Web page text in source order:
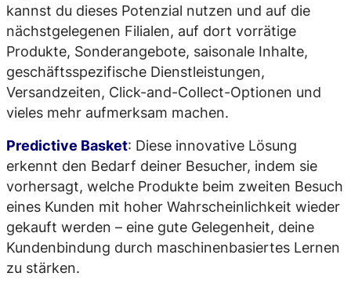
kannst du dieses Potenzial nutzen und auf die
nächstgelegenen Filialen, auf dort vorrätige
Produkte, Sonderangebote, saisonale Inhalte,
geschäftsspezifische Dienstleistungen,
Versandzeiten, Click-and-Collect-Optionen und
vieles mehr aufmerksam machen.
Predictive Basket: Diese innovative Lösung
erkennt den Bedarf deiner Besucher, indem sie
vorhersagt, welche Produkte beim zweiten Besuch
eines Kunden mit hoher Wahrscheinlichkeit wieder
gekauft werden – eine gute Gelegenheit, deine
Kundenbindung durch maschinenbasiertes Lernen
zu stärken.